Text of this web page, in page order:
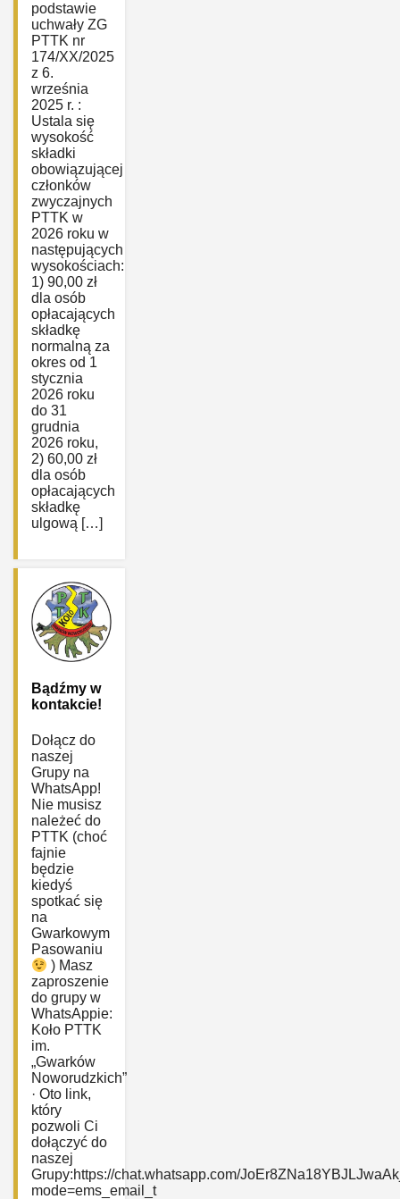
podstawie
uchwały ZG
PTTK nr
174/XX/2025
z 6.
września
2025 r. :
Ustala się
wysokość
składki
obowiązującej
członków
zwyczajnych
PTTK w
2026 roku w
następujących
wysokościach:
1) 90,00 zł
dla osób
opłacających
składkę
normalną za
okres od 1
stycznia
2026 roku
do 31
grudnia
2026 roku,
2) 60,00 zł
dla osób
opłacających
składkę
ulgową […]
Bądźmy w
kontakcie!
Dołącz do
naszej
Grupy na
WhatsApp!
Nie musisz
należeć do
PTTK (choć
fajnie
będzie
kiedyś
spotkać się
na
Gwarkowym
Pasowaniu
) Masz
zaproszenie
do grupy w
WhatsAppie:
‎Koło PTTK
im.
„Gwarków
Noworudzkich”
· Oto link,
który
pozwoli Ci
dołączyć do
naszej
Grupy:https://chat.whatsapp.com/
mode=ems_email_t